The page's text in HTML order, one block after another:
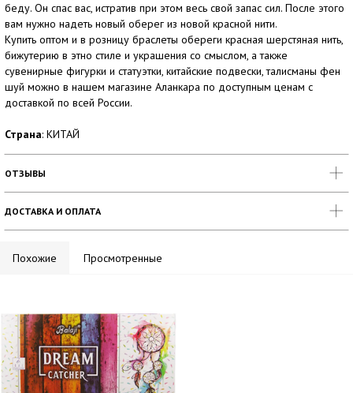
беду. Он спас вас, истратив при этом весь свой запас сил. После этого
вам нужно надеть новый оберег из новой красной нити.
Купить оптом и в розницу браслеты обереги красная шерстяная нить,
бижутерию в этно стиле и украшения со смыслом, а также
сувенирные фигурки и статуэтки, китайские подвески, талисманы фен
шуй можно в нашем магазине Аланкара по доступным ценам с
доставкой по всей России.
Страна: КИТАЙ
ОТЗЫВЫ
ДОСТАВКА И ОПЛАТА
Похожие Просмотренные